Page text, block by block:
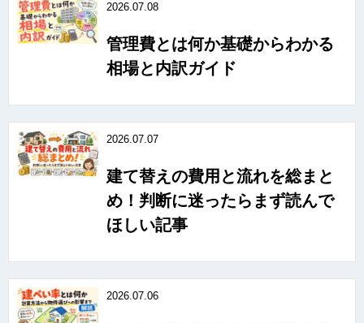
2026.07.08
管理費とは何か基礎からわかる
相場と内訳ガイド
2026.07.07
建て替えの費用と流れを総まと
め！判断に迷ったらまず読んで
ほしい記事
2026.07.06